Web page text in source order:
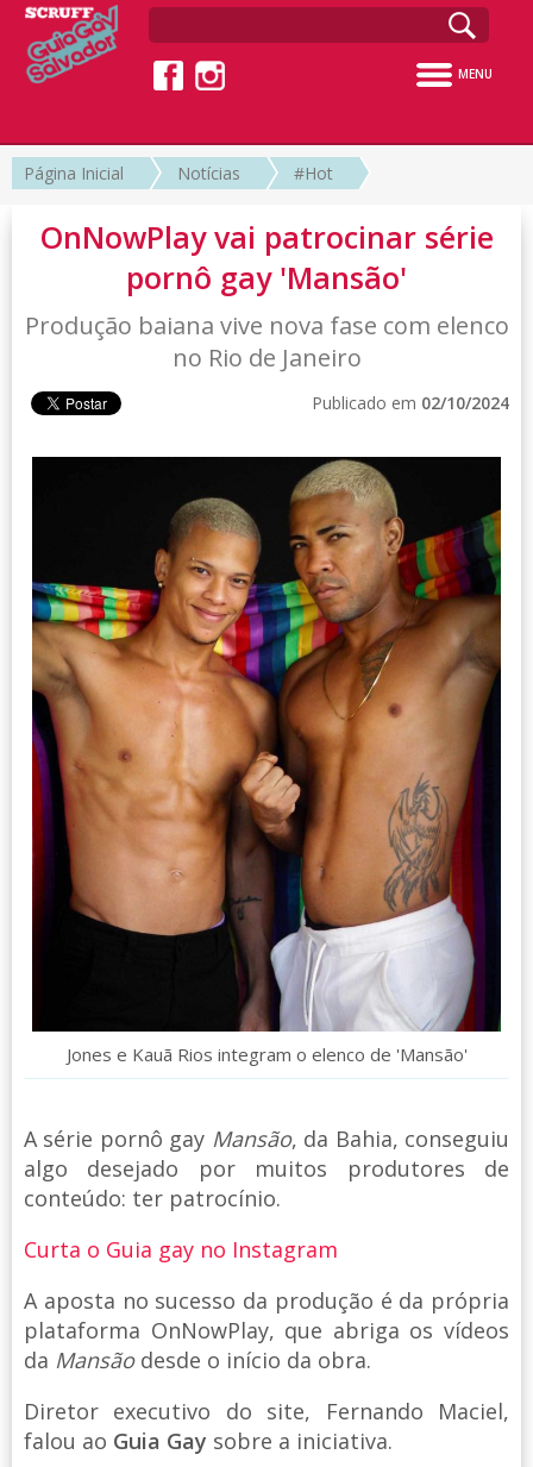
MENU
Página Inicial Notícias #Hot
OnNowPlay vai patrocinar série
pornô gay 'Mansão'
Produção baiana vive nova fase com elenco
no Rio de Janeiro
Publicado em 02/10/2024
Jones e Kauã Rios integram o elenco de 'Mansão'
A série pornô gay Mansão, da Bahia, conseguiu
algo desejado por muitos produtores de
conteúdo: ter patrocínio.
Curta o Guia gay no Instagram
A aposta no sucesso da produção é da própria
plataforma OnNowPlay, que abriga os vídeos
da Mansãodesde o início da obra.
Diretor executivo do site, Fernando Maciel,
falou ao Guia Gay sobre a iniciativa.